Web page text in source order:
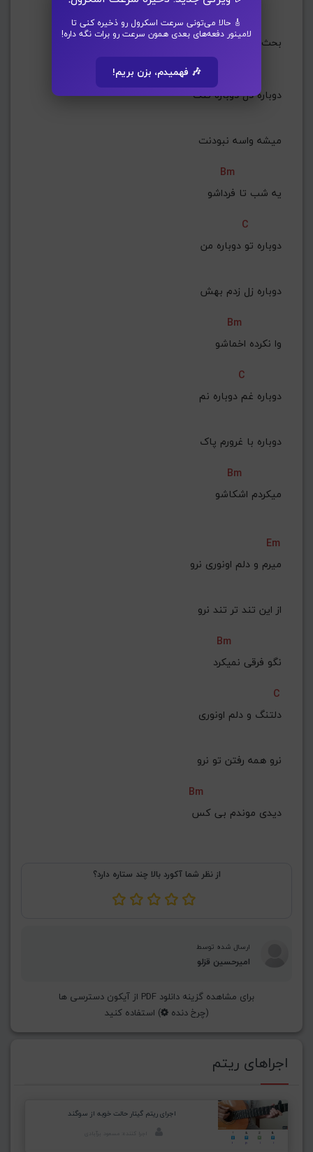
🎸 حالا می‌تونی سرعت اسکرول رو ذخیره کنی تا
لامینور دفعه‌های بعدی همون سرعت رو برات نگه داره!
🎶 فهمیدم، بزن بریم!
Bm
بحث دوباره دعوا شد
دوباره دل دوباره تنگ
میشه واسه نبودنت
Bm
یه شب تا فرداشو
C
دوباره تو دوباره من
دوباره زل زدم بهش
Bm
وا نکرده اخماشو
C
دوباره غم دوباره نم
دوباره با غرورم پاک
Bm
میکردم اشکاشو
Em
میرم و دلم اونوری نرو
از این تند تر تند نرو
Bm
نگو فرقی نمیکرد
C
دلتنگ و دلم اونوری
نرو همه رفتن تو نرو
Bm
دیدی موندم بی کس
از نظر شما آکورد بالا چند ستاره دارد؟
ارسال شده توسط
امیرحسین قزلو
برای مشاهده گزینه دانلود PDF از آیکون دسترسی ها
(چرخ دنده ) استفاده کنید
اجراهای ریتم
اجرای ریتم گیتار حالت خوبه از سوگند